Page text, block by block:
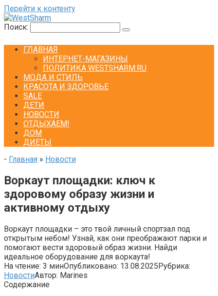
Перейти к контенту
Поиск:
ГЛАВНАЯ
ИНТЕРНЕТ-МАГАЗИНЫ
ПОЛИТИКА WESTSHARM.RU
МОДА И СТИЛЬ
КРАСОТА И ЗДОРОВЬЕ
SALE
ДЕТИ
НОВОСТИ
ОТДЫХАЕМ!
ДОМ
ДИЕТЫ
- Главная » Новости
Воркаут площадки: ключ к
здоровому образу жизни и
активному отдыху
Воркаут площадки – это твой личный спортзал под
открытым небом! Узнай, как они преображают парки и
помогают вести здоровый образ жизни. Найди
идеальное оборудование для воркаута!
На чтение: 3 минОпубликовано: 13.08.2025Рубрика:
НовостиАвтор: Marines
Содержание